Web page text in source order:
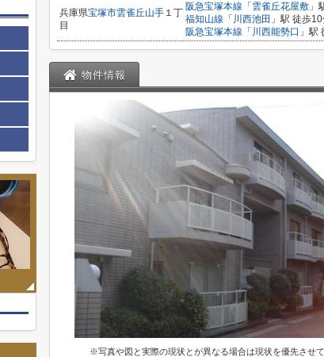
兵庫県宝塚市雲雀丘山手 １丁
目
阪急宝塚本線 「 雲雀丘花屋敷 」
福知山線 「 川西池田 」駅 徒歩
阪急宝塚本線 「 川西能勢口 」駅
物件情報
※写真や図と実際の現状とが異なる場合は現状を優先させ